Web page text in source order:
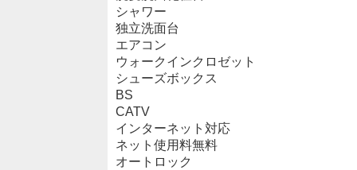
シャワー
独立洗面台
エアコン
ウォークインクロゼット
シューズボックス
BS
CATV
インターネット対応
ネット使用料無料
オートロック